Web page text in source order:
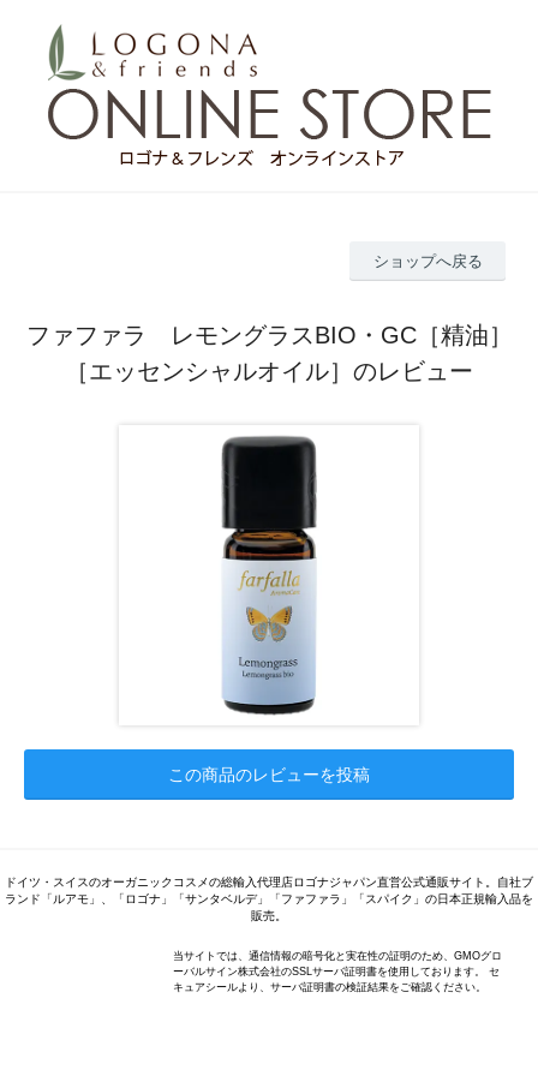
ショップへ戻る
ファファラ レモングラスBIO・GC［精油］
［エッセンシャルオイル］のレビュー
この商品のレビューを投稿
ドイツ・スイスのオーガニックコスメの総輸入代理店ロゴナジャパン直営公式通販サイト。自社ブ
ランド「ルアモ」、「ロゴナ」「サンタベルデ」「ファファラ」「スパイク」の日本正規輸入品を
販売。
当サイトでは、通信情報の暗号化と実在性の証明のため、GMOグロ
ーバルサイン株式会社のSSLサーバ証明書を使用しております。 セ
キュアシールより、サーバ証明書の検証結果をご確認ください。